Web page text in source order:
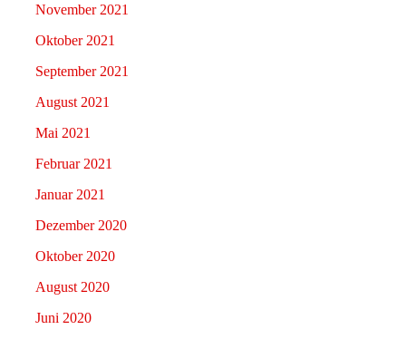
November 2021
Oktober 2021
September 2021
August 2021
Mai 2021
Februar 2021
Januar 2021
Dezember 2020
Oktober 2020
August 2020
Juni 2020